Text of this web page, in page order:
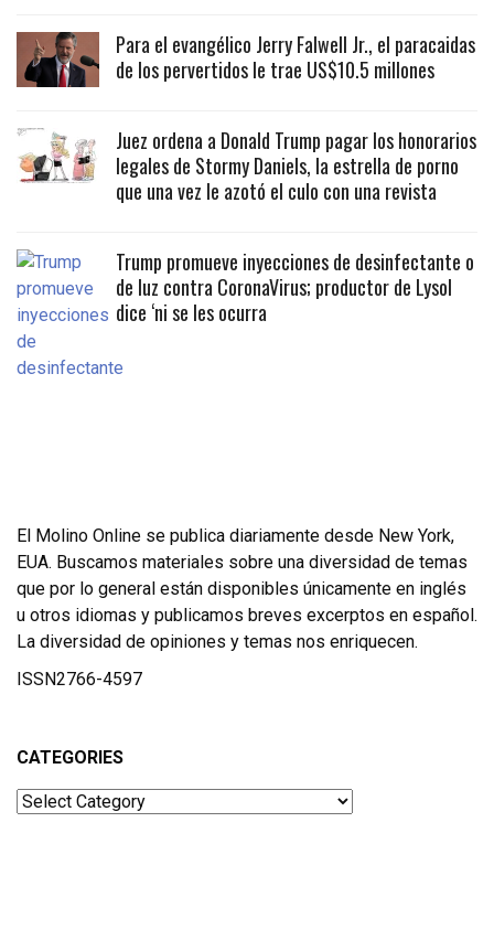
Para el evangélico Jerry Falwell Jr., el paracaidas
de los pervertidos le trae US$10.5 millones
Juez ordena a Donald Trump pagar los honorarios
legales de Stormy Daniels, la estrella de porno
que una vez le azotó el culo con una revista
Trump promueve inyecciones de desinfectante o
de luz contra CoronaVirus; productor de Lysol
dice ‘ni se les ocurra
El Molino Online se publica diariamente desde New York,
EUA. Buscamos materiales sobre una diversidad de temas
que por lo general están disponibles únicamente en inglés
u otros idiomas y publicamos breves excerptos en español.
La diversidad de opiniones y temas nos enriquecen.
ISSN2766-4597
CATEGORIES
Categories